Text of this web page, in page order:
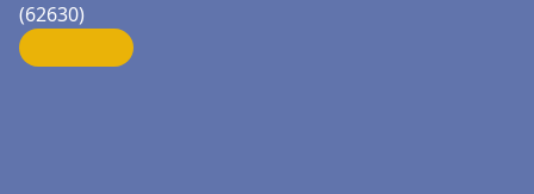
(62630)